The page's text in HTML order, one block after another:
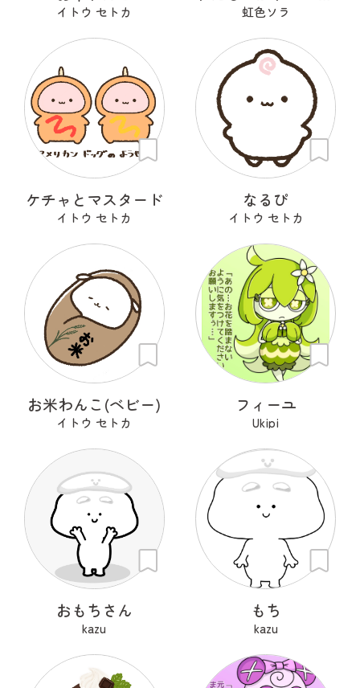
イトウ セトカ 虹色ソラ
ケチャとマスタード
イトウ セトカ
なるぴ
イトウ セトカ
お米わんこ(ベビー)
イトウ セトカ
フィーユ
Ukipi
おもちさん
kazu
もち
kazu